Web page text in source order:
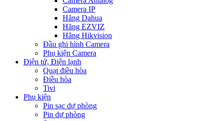
Camera IP
Hãng Dahua
Hãng EZVIZ
Hãng Hikvision
Đầu ghi hình Camera
Phụ kiện Camera
Điện tử, Điện lạnh
Quạt điều hòa
Điều hòa
Tivi
Phụ kiện
Pin sạc dự phòng
Pin dự phòng